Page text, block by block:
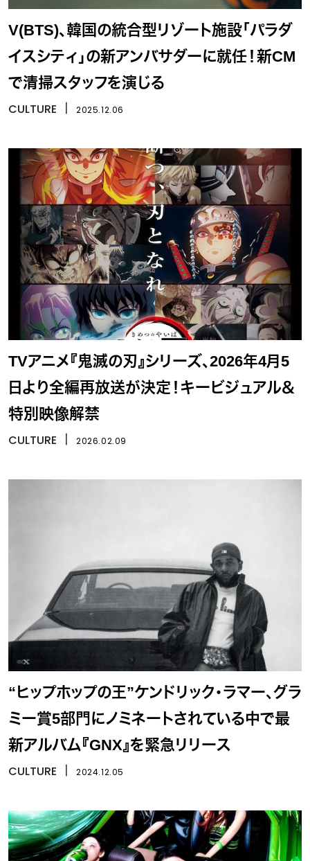
V(BTS)、韓国の統合型リゾート施設「パラダ
イスシティ」の新アンバサダーに就任！新CM
で清掃スタッフを演じる
CULTURE 2025.12.06
TVアニメ『鬼滅の刃』シリーズ、2026年4月5
日より全編再放送が決定！キービジュアル＆
特別映像解禁
CULTURE 2026.02.09
“ヒップホップの王”ケンドリック・ラマー、グラ
ミー賞5部門にノミネートされている中で最
新アルバム『GNX』を緊急リリース
CULTURE 2024.12.05